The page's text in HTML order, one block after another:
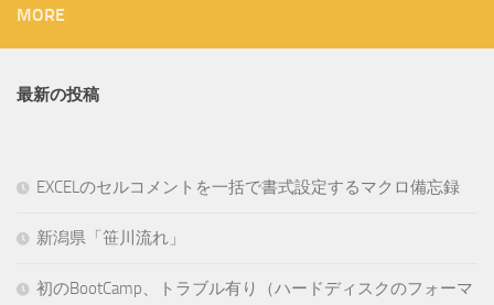
MORE
最新の投稿
EXCELのセルコメントを一括で書式設定するマクロ備忘録
新潟県「笹川流れ」
初のBootCamp、トラブル有り（ハードディスクのフォーマ